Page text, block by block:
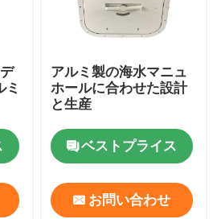
ミ
アルミ製の海水マニュ
ホールに合わせた設計
と生産
ベストプライス
お問い合わせ